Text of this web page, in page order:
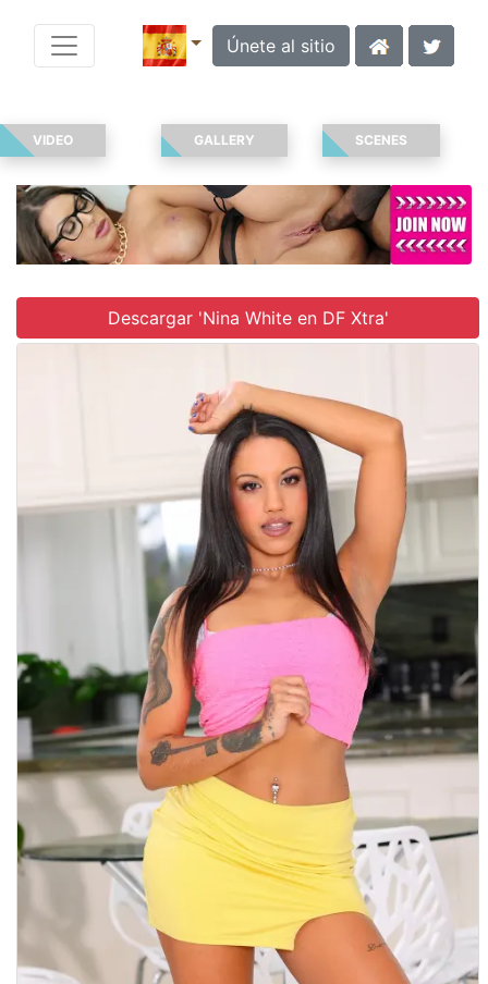
Únete al sitio
VIDEO GALLERY SCENES
Descargar 'Nina White en DF Xtra'